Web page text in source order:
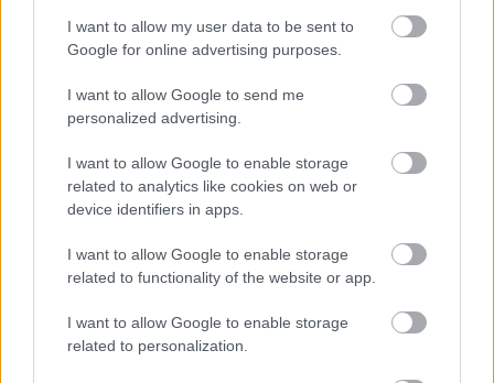
I want to allow my user data to be sent to
Google for online advertising purposes.
I want to allow Google to send me
personalized advertising.
I want to allow Google to enable storage
related to analytics like cookies on web or
device identifiers in apps.
I want to allow Google to enable storage
related to functionality of the website or app.
I want to allow Google to enable storage
related to personalization.
Chcete dominantu interiéru, ktorá pritiahne
pohľady? Vyrobte si takéto masívne orechové
NAŠE ČASOPISY